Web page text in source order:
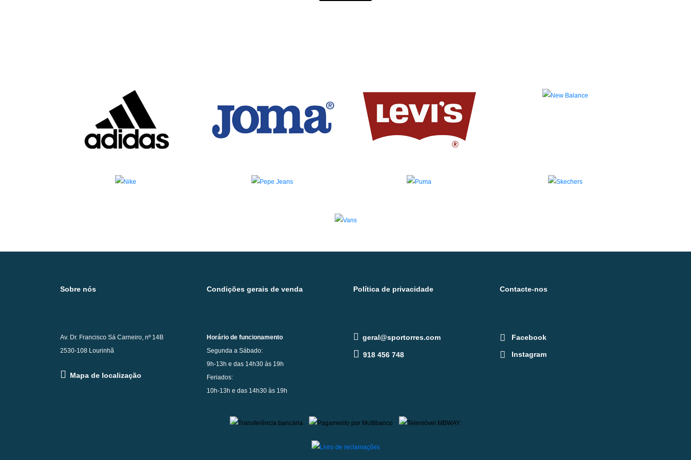
Sobre nós Condições gerais de venda Política de privacidade Contacte-nos
Av. Dr. Francisco Sá Carneiro, nº 14B
2530-108 Lourinhã
Mapa de localização
Horário de funcionamento
Segunda a Sábado:
9h-13h e das 14h30 às 19h
Feriados:
10h-13h e das 14h30 às 19h
geral@sportorres.com
918 456 748
Facebook
Instagram